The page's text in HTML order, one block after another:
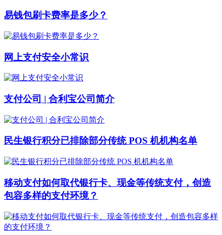
易钱包刷卡费率是多少？
网上支付安全小常识
支付公司 | 合利宝公司简介
民生银行积分已排除部分传统 POS 机机构名单
移动支付如何取代银行卡、现金等传统支付，创造
包容多样的支付环境？